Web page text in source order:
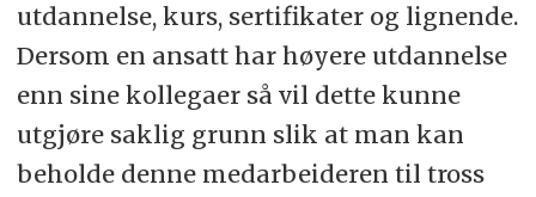
utdannelse, kurs, sertifikater og lignende.
Dersom en ansatt har høyere utdannelse
enn sine kollegaer så vil dette kunne
utgjøre saklig grunn slik at man kan
beholde denne medarbeideren til tross